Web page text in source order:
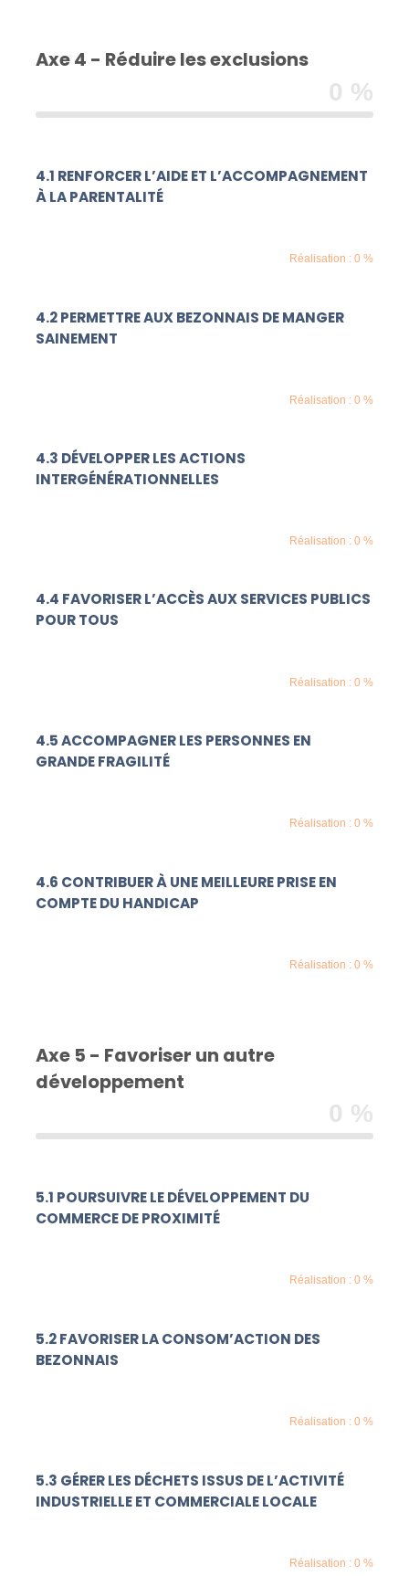
Axe 4 - Réduire les exclusions
0 %
4.1 RENFORCER L’AIDE ET L’ACCOMPAGNEMENT
À LA PARENTALITÉ
Réalisation : 0 %
4.2 PERMETTRE AUX BEZONNAIS DE MANGER
SAINEMENT
Réalisation : 0 %
4.3 DÉVELOPPER LES ACTIONS
INTERGÉNÉRATIONNELLES
Réalisation : 0 %
4.4 FAVORISER L’ACCÈS AUX SERVICES PUBLICS
POUR TOUS
Réalisation : 0 %
4.5 ACCOMPAGNER LES PERSONNES EN
GRANDE FRAGILITÉ
Réalisation : 0 %
4.6 CONTRIBUER À UNE MEILLEURE PRISE EN
COMPTE DU HANDICAP
Réalisation : 0 %
Axe 5 - Favoriser un autre
développement
0 %
5.1 POURSUIVRE LE DÉVELOPPEMENT DU
COMMERCE DE PROXIMITÉ
Réalisation : 0 %
5.2 FAVORISER LA CONSOM’ACTION DES
BEZONNAIS
Réalisation : 0 %
5.3 GÉRER LES DÉCHETS ISSUS DE L’ACTIVITÉ
INDUSTRIELLE ET COMMERCIALE LOCALE
Réalisation : 0 %